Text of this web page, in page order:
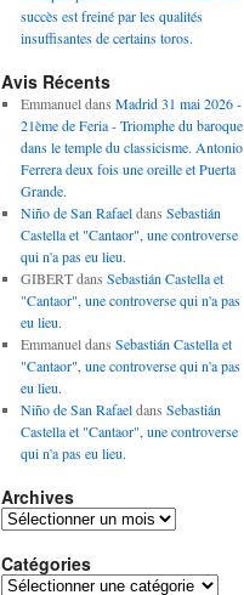
succès est freiné par les qualités
insuffisantes de certains toros.
Avis Récents
Emmanueldans Madrid 31 mai 2026 -
21ème de Feria - Triomphe du baroque
dans le temple du classicisme. Antonio
Ferrera deux fois une oreille et Puerta
Grande.
Niño de San Rafaeldans Sebastián
Castella et "Cantaor", une controverse
qui n'a pas eu lieu.
GIBERTdans Sebastián Castella et
"Cantaor", une controverse qui n'a pas
eu lieu.
Emmanueldans Sebastián Castella et
"Cantaor", une controverse qui n'a pas
eu lieu.
Niño de San Rafaeldans Sebastián
Castella et "Cantaor", une controverse
qui n'a pas eu lieu.
Archives
Archives
Catégories
Catégories